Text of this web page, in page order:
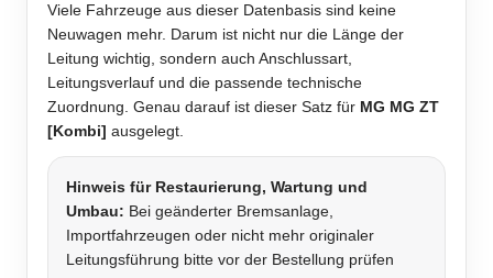
Viele Fahrzeuge aus dieser Datenbasis sind keine
Neuwagen mehr. Darum ist nicht nur die Länge der
Leitung wichtig, sondern auch Anschlussart,
Leitungsverlauf und die passende technische
Zuordnung. Genau darauf ist dieser Satz für MG MG ZT
[Kombi] ausgelegt.
Hinweis für Restaurierung, Wartung und
Umbau: Bei geänderter Bremsanlage,
Importfahrzeugen oder nicht mehr originaler
Leitungsführung bitte vor der Bestellung prüfen